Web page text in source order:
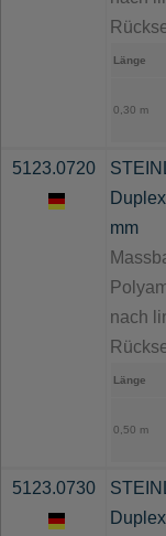
Länge
0,30 m
5123.0720
mm
nach
Länge
0,50 m
5123.0730